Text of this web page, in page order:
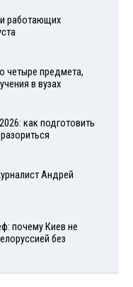
работающих
четыре предмета,
в вузах
как подготовить
Андрей
почему Киев не
без